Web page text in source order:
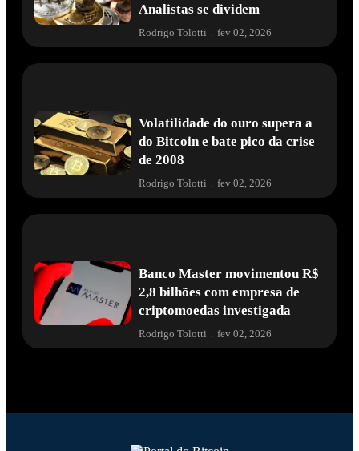
Analistas se dividem
Rodrigo Tolotti . fev 02, 2026
Volatilidade do ouro supera a
do Bitcoin e bate pico da crise
de 2008
Rodrigo Tolotti . fev 02, 2026
Banco Master movimentou R$
2,8 bilhões com empresa de
criptomoedas investigada
Rodrigo Tolotti fev 02, 2026